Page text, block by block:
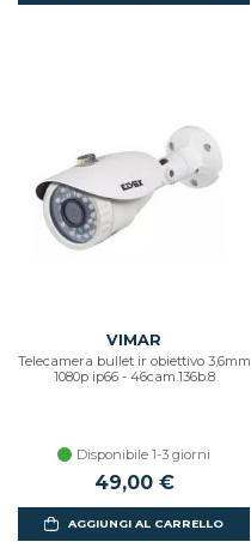
VIMAR
Telecamera bullet ir obiettivo 3,6mm
1080p ip66 - 46cam.136b.8
Disponibile 1-3 giorni
49,00 €
AGGIUNGI AL CARRELLO